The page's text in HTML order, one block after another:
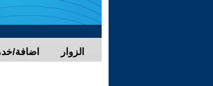
اضافة/ الزوار